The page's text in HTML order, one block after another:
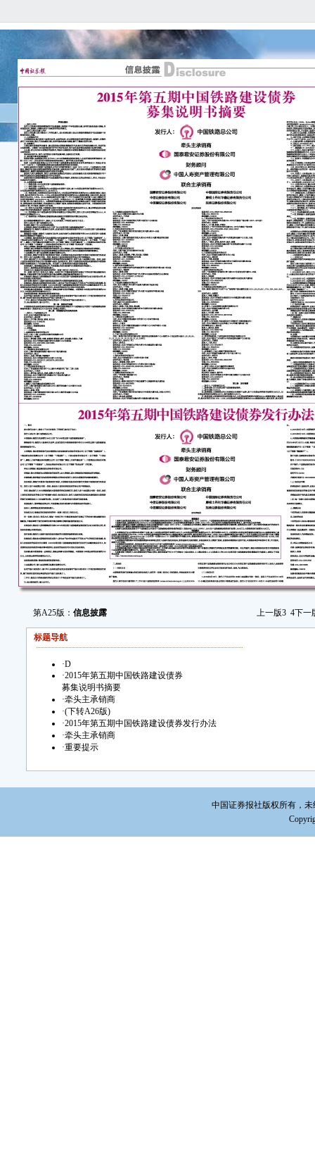
第A25版： 信息披露 上一版3 4下一
标题导航
·D
·2015年第五期中国铁路建设债券
募集说明书摘要
·牵头主承销商
·(下转A26版)
·2015年第五期中国铁路建设债券发行办法
·牵头主承销商
·重要提示
中国证券报社版权所有，未